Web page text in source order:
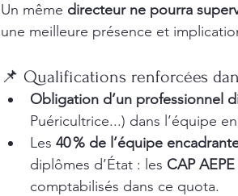
Un même directeur ne pourra
une meilleure présence et
📌 Qualifications renforcées
Obligation d’un professionnel
Puéricultrice...) dans l’équipe
Les 40 % de l’équipe
diplômes d’État : les CAP AEPE
comptabilisés dans ce quota.